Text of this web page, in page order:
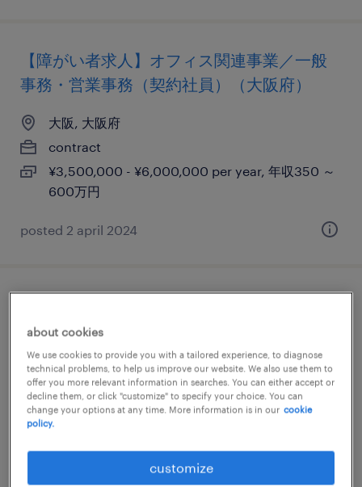
【障がい者求人】オフィス関連事業／一般
事務・営業事務（契約社員）（大阪府）
大阪, 大阪府
contract
¥3,500,000 - ¥6,000,000 per year, 年収350 ～
600万円
posted 2 april 2024
所・バックオフィス業務（総務）（契約社
員）（大阪府）
大阪, 大阪府
contract
about cookies
We use cookies to provide you with a tailored experience, to diagnose
technical problems, to help us improve our website. We also use them to
offer you more relevant information in searches. You can either accept or
decline them, or click "customize" to specify your choice. You can
change your options at any time. More information is in our cookie
policy.
customize